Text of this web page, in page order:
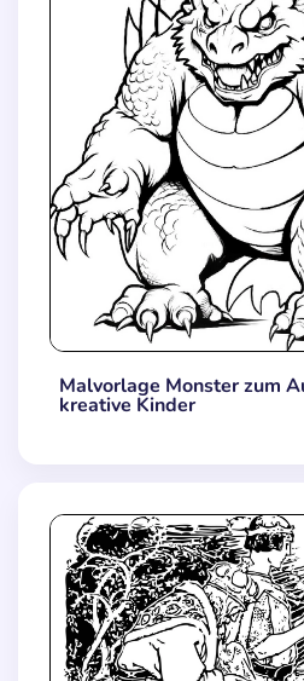
Malvorlage Monster zum
kreative Kinder